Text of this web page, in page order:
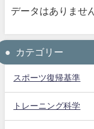
データはありません
カテゴリー
スポーツ復帰基準
トレーニング科学